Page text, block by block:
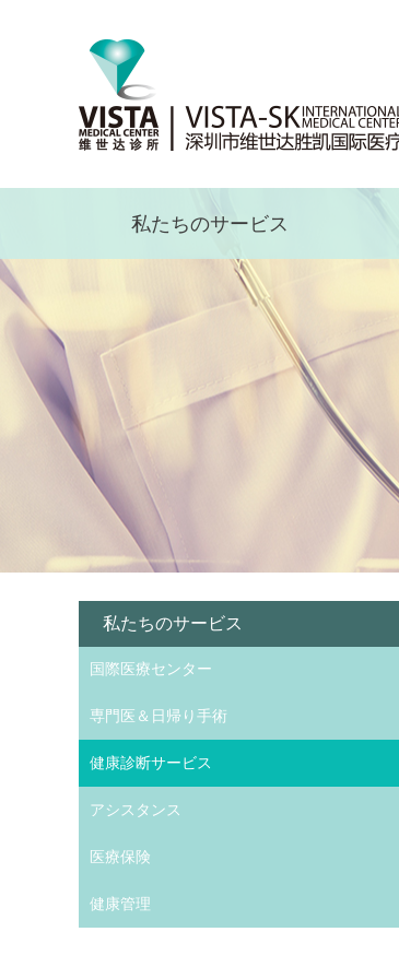
私たちのサービス
国際医療センター
専門医＆日帰り手術
健康診断サービス
アシスタンス
医療保険
健康管理
私たちのサービス